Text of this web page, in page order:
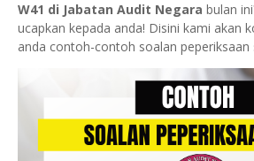
W41 di Jabatan Audit Negara bulan
ucapkan kepada anda! Disini kami akan
anda contoh-contoh soalan